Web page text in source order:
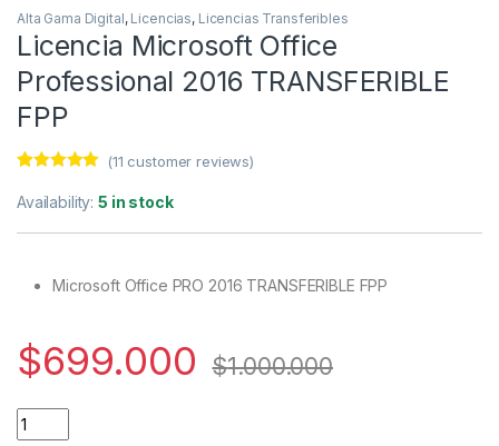
Alta Gama Digital, Licencias, Licencias Transferibles
Licencia Microsoft Office
Professional 2016 TRANSFERIBLE
FPP
out of 5
based on
(11 customer reviews)
Availability:5 in stock
Microsoft Office PRO 2016 TRANSFERIBLE FPP
$699.000 $1.000.000